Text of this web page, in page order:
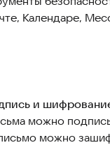
Календаре,
и
можно
можно